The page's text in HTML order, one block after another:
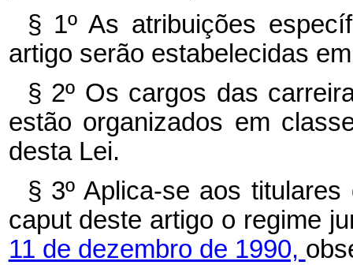
§ 1º As atribuições
artigo serão estabelecidas
§ 2º Os cargos das
estão organizados em
desta Lei.
§ 3º Aplica-se aos
caput deste artigo o regime
11 de dezembro de 1990,